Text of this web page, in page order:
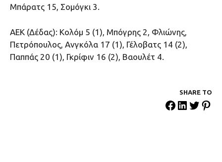
Μπάρατς 15, Σομόγκι 3.
ΑΕΚ (Δέδας): Κολόμ 5 (1), Μπόγρης 2, Φλιώνης,
Πετρόπουλος, Ανγκόλα 17 (1), Γέλοβατς 14 (2),
Παππάς 20 (1), Γκρίφιν 16 (2), Βαουλέτ 4.
SHARE ΤΟ